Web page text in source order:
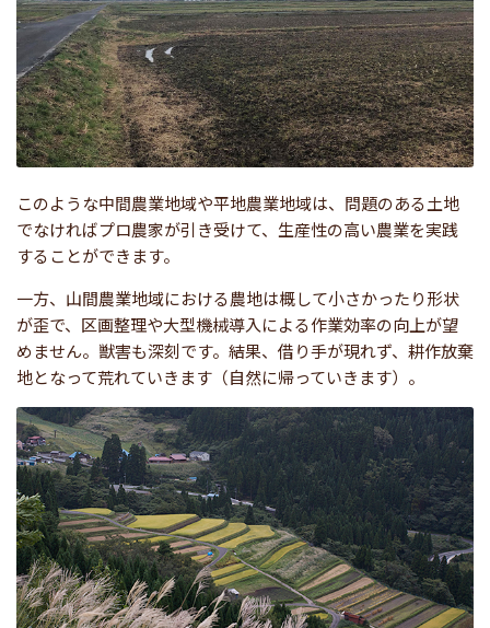
このような中間農業地域や平地農業地域は、問題のある土地
でなければプロ農家が引き受けて、生産性の高い農業を実践
することができます。
一方、山間農業地域における農地は概して小さかったり形状
が歪で、区画整理や大型機械導入による作業効率の向上が望
めません。獣害も深刻です。結果、借り手が現れず、耕作放棄
地となって荒れていきます（自然に帰っていきます）。